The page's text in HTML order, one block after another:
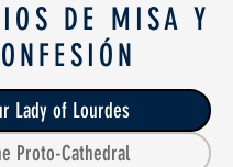
DE MISA Y
Lady of Lourdes
Proto-Cathedral